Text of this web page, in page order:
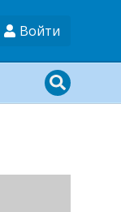
Войти